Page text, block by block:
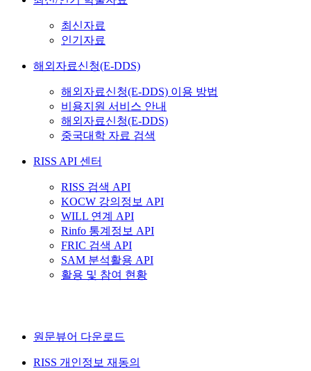
최신자료
인기자료
해외자료신청(E-DDS)
해외자료신청(E-DDS) 이용 방법
비용지원 서비스 안내
해외자료신청(E-DDS)
중국대학 자료 검색
RISS API 센터
RISS 검색 API
KOCW 강의정보 API
WILL 연계 API
Rinfo 통계정보 API
FRIC 검색 API
SAM 분석활용 API
활용 및 참여 현황
원문뷰어 다운로드
RISS 개인정보 재동의